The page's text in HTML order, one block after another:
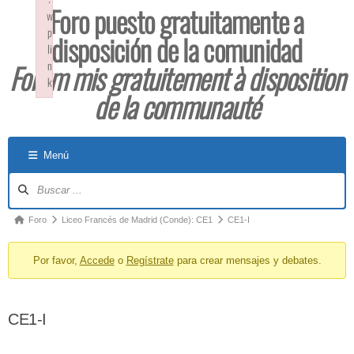
Foro puesto gratuitamente a
disposición de la comunidad
Forum mis gratuitement à disposition
de la communauté
Menú
Foro Liceo Francés de Madrid (Conde): CE1 CE1-I
Por favor, Accedeo Regístratepara crear mensajes y debates.
CE1-I
w
p
li
n
k
Failed to initialize plugin: wplink